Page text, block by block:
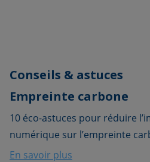
Conseils & astuces
Empreinte carbone
10 éco-astuces pour réduire
numérique sur l’empreinte
En savoir plus